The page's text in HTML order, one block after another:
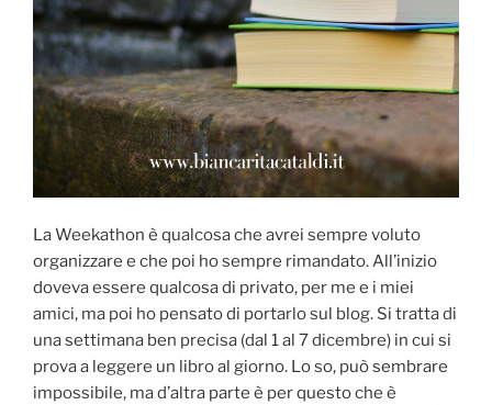
La Weekathon è qualcosa che avrei sempre voluto
organizzare e che poi ho sempre rimandato. All’inizio
doveva essere qualcosa di privato, per me e i miei
amici, ma poi ho pensato di portarlo sul blog. Si tratta di
una settimana ben precisa (dal 1 al 7 dicembre) in cui si
prova a leggere un libro al giorno. Lo so, può sembrare
impossibile, ma d’altra parte è per questo che è